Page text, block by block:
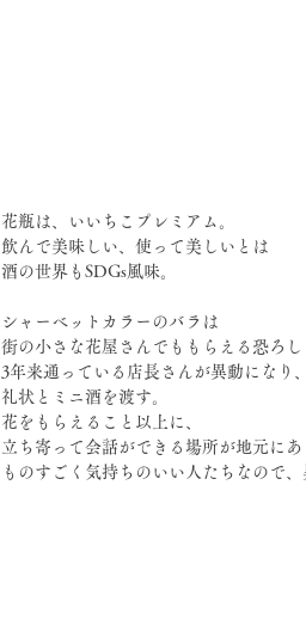
花瓶は、いいちこプレミアム。
飲んで美味しい、使って美しいとは
酒の世界もSDGs風味。
シャーベットカラーのバラは
街の小さな花屋さんでももらえる恐ろ
⁡3年来通っている店長さんが異動になり、
礼状とミニ酒を渡す。
花をもらえること以上に、
立ち寄って会話ができる場所が地元に
ものすごく気持ちのいい人たちなので